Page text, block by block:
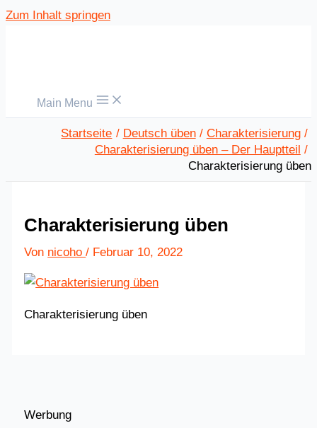
Zum Inhalt springen
Main Menu
Startseite Deutsch üben
Charakterisierung
Charakterisierung üben – Der Hauptteil
Charakterisierung üben
Charakterisierung üben
Von nicoho/ Februar 10, 2022
Charakterisierung üben
Werbung